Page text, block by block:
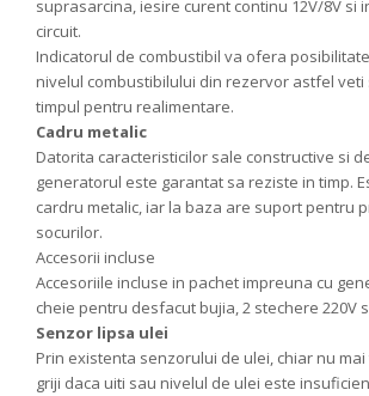
suprasarcina, iesire curent continu 12V/8V si
circuit.
Indicatorul de combustibil va ofera
nivelul combustibilului din rezervor astfel veti
timpul pentru realimentare.
Cadru metalic
Datorita caracteristicilor sale constructive si
generatorul este garantat sa reziste in timp.
cardru metalic, iar la baza are suport pentru
socurilor.
Accesorii incluse
Accesoriile incluse in pachet impreuna cu
cheie pentru desfacut bujia, 2 stechere 220V
Senzor lipsa ulei
Prin existenta senzorului de ulei, chiar nu
griji daca uiti sau nivelul de ulei este